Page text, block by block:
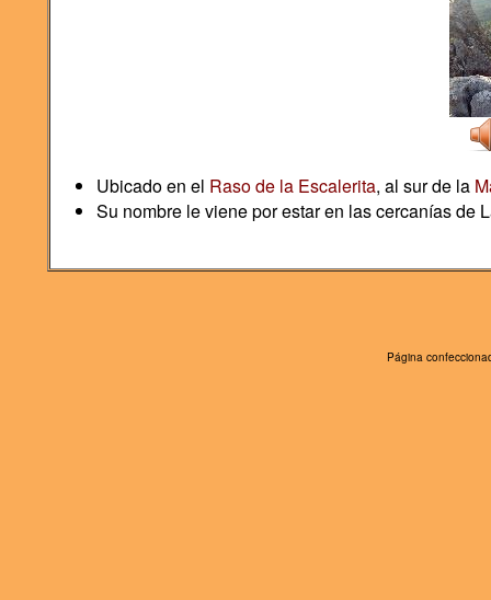
Ubicado en el Raso de la Escalerita, al sur de la
Su nombre le viene por estar en las cercanías de
Página